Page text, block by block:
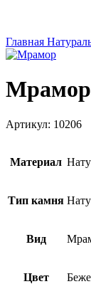
Главная
Артикул: 10206
Материал
Тип камня
Вид
Цвет